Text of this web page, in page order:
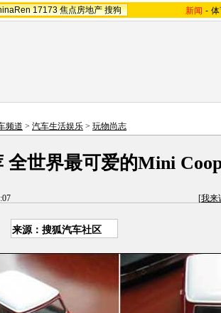
17173 焦点房地产 搜狗 新闻 -
频道 > 汽车生活娱乐 > 玩物尚志
全世界最可爱的Mini
[我来
来源：搜狐汽车社区